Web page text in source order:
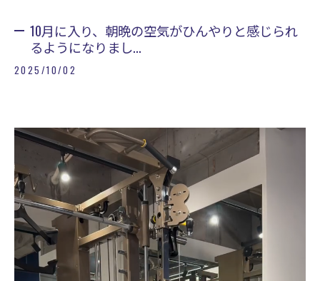
10月に入り、朝晩の空気がひんやりと感じられ
るようになりまし...
2025/10/02